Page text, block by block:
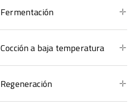
Fermentación
Cocción a baja temperatura
Regeneración